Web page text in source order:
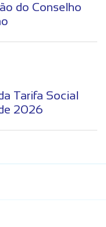
do Conselho
Tarifa Social
2026